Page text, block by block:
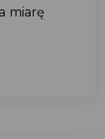
miarę